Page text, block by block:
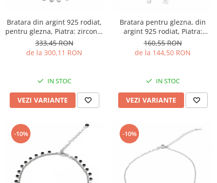
Bratara din argint 925 rodiat,
pentru glezna, Piatra: zirconia
fatetata, Sonis Silver
333,45 RON
de la 300,11 RON
IN STOC
VEZI VARIANTE
Bratara pentru glezna, din
argint 925 rodiat, Piatra:
zirconia fatetata, Culoare:
transparenta, Sonis Silver
160,55 RON
de la 144,50 RON
IN STOC
VEZI VARIANTE
-10% -10%